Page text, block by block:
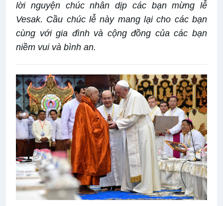
lời nguyện chúc nhân dịp các bạn mừng lễ
Vesak. Cầu chúc lễ này mang lại cho các bạn
cùng với gia đình và cộng đồng của các bạn
niềm vui và bình an.